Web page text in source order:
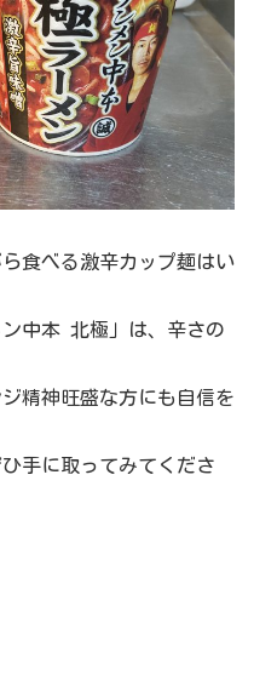
食べる激辛カップ麺はい
中本 北極」は、辛さの
精神旺盛な方にも自信を
手に取ってみてくださ